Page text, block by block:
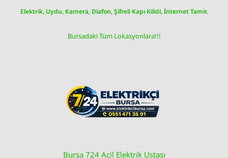
Elektrik, Uydu, Kamera, Diafon, Şifreli Kapı Kilidi, İnternet Tamir.
Bursadaki Tüm Lokasyonlara!!!
Bursa 724 Acil Elektrik Ustası